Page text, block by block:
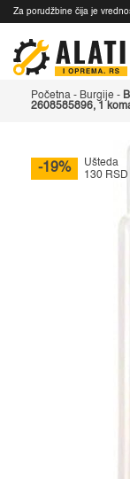
Za porudžbine čija je
Početna - Burgije -
2608585896, 1
-19%
Ušteda
130 RSD